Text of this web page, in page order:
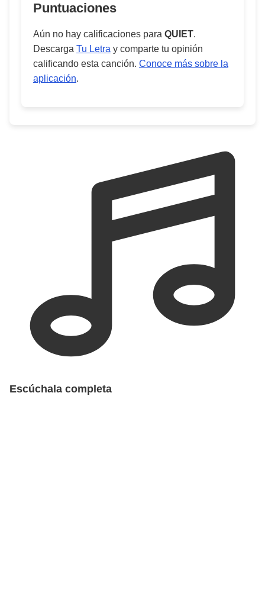
Puntuaciones
Aún no hay calificaciones para QUIET.
Descarga Tu Letra y comparte tu opinión
calificando esta canción. Conoce más sobre la
aplicación.
Escúchala completa